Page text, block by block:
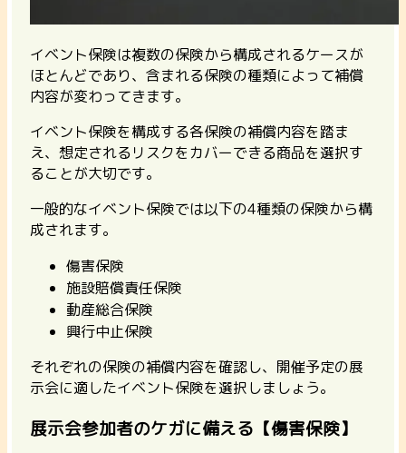
イベント保険は複数の保険から構成されるケースが
ほとんどであり、含まれる保険の種類によって補償
内容が変わってきます。
イベント保険を構成する各保険の補償内容を踏ま
え、想定されるリスクをカバーできる商品を選択す
ることが大切です。
一般的なイベント保険では以下の4種類の保険から構
成されます。
傷害保険
施設賠償責任保険
動産総合保険
興行中止保険
それぞれの保険の補償内容を確認し、開催予定の展
示会に適したイベント保険を選択しましょう。
展示会参加者のケガに備える【傷害保険】